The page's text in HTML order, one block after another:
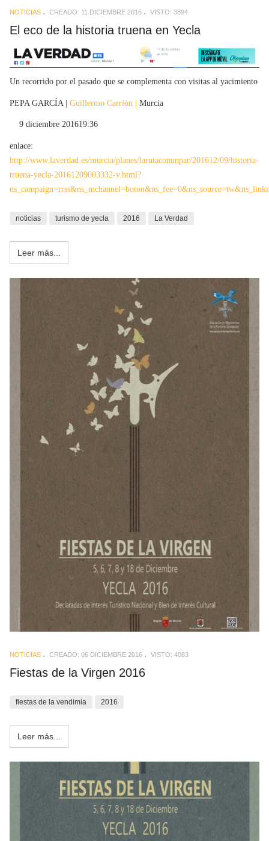
NOTICIAS CREADO: 11 DICIEMBRE 2016 VISTO: 3894
El eco de la historia truena en Yecla
Un recorrido por el pasado que se complementa con visitas al yacimiento
PEPA GARCÍA | Guillermo Carrión | Murcia
9 diciembre 201619:36
enlace:
http://www.laverdad.es/murcia/planes/larutaconunpar/201612/09/historia-
truena-yecla-20161209003332-v.html?
noticias turismo de yecla 2016 La Verdad
Leer más...
NOTICIAS CREADO: 06 DICIEMBRE 2016 VISTO: 4083
Fiestas de la Virgen 2016
fiestas de la vendimia 2016
Leer más...